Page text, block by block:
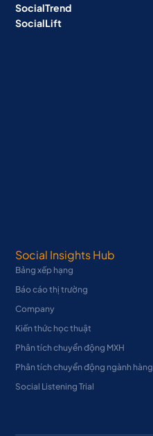
SocialTrend
SocialLift
Social Insights Hub
Bảng xếp hạng
Báo cáo thị trường
Company
Kiến thức học thuật
Phân tích chuyển động MXH
Phân tích chuyển động ngành hàng
Social Listening Trial